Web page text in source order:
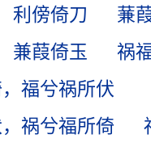
利傍倚刀
蒹
兼葭倚玉
祸
福兮祸所伏
祸兮福所倚